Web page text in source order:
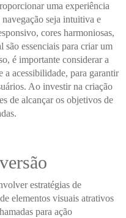
uma experiência
seja intuitiva e
cores harmoniosas,
essenciais para criar um
é importante considerar a
a acessibilidade, para garantir
Ao investir na criação
de alcançar os objetivos de
estratégias de
elementos visuais atrativos
para ação